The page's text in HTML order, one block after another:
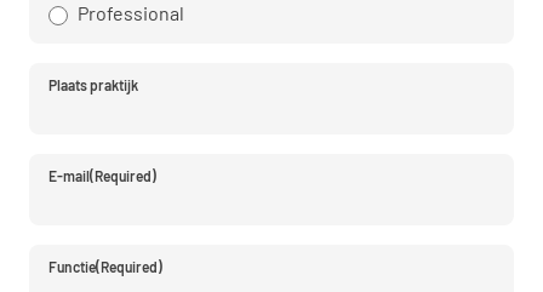
Professional
Plaats praktijk
E-mail(Required)
Functie(Required)